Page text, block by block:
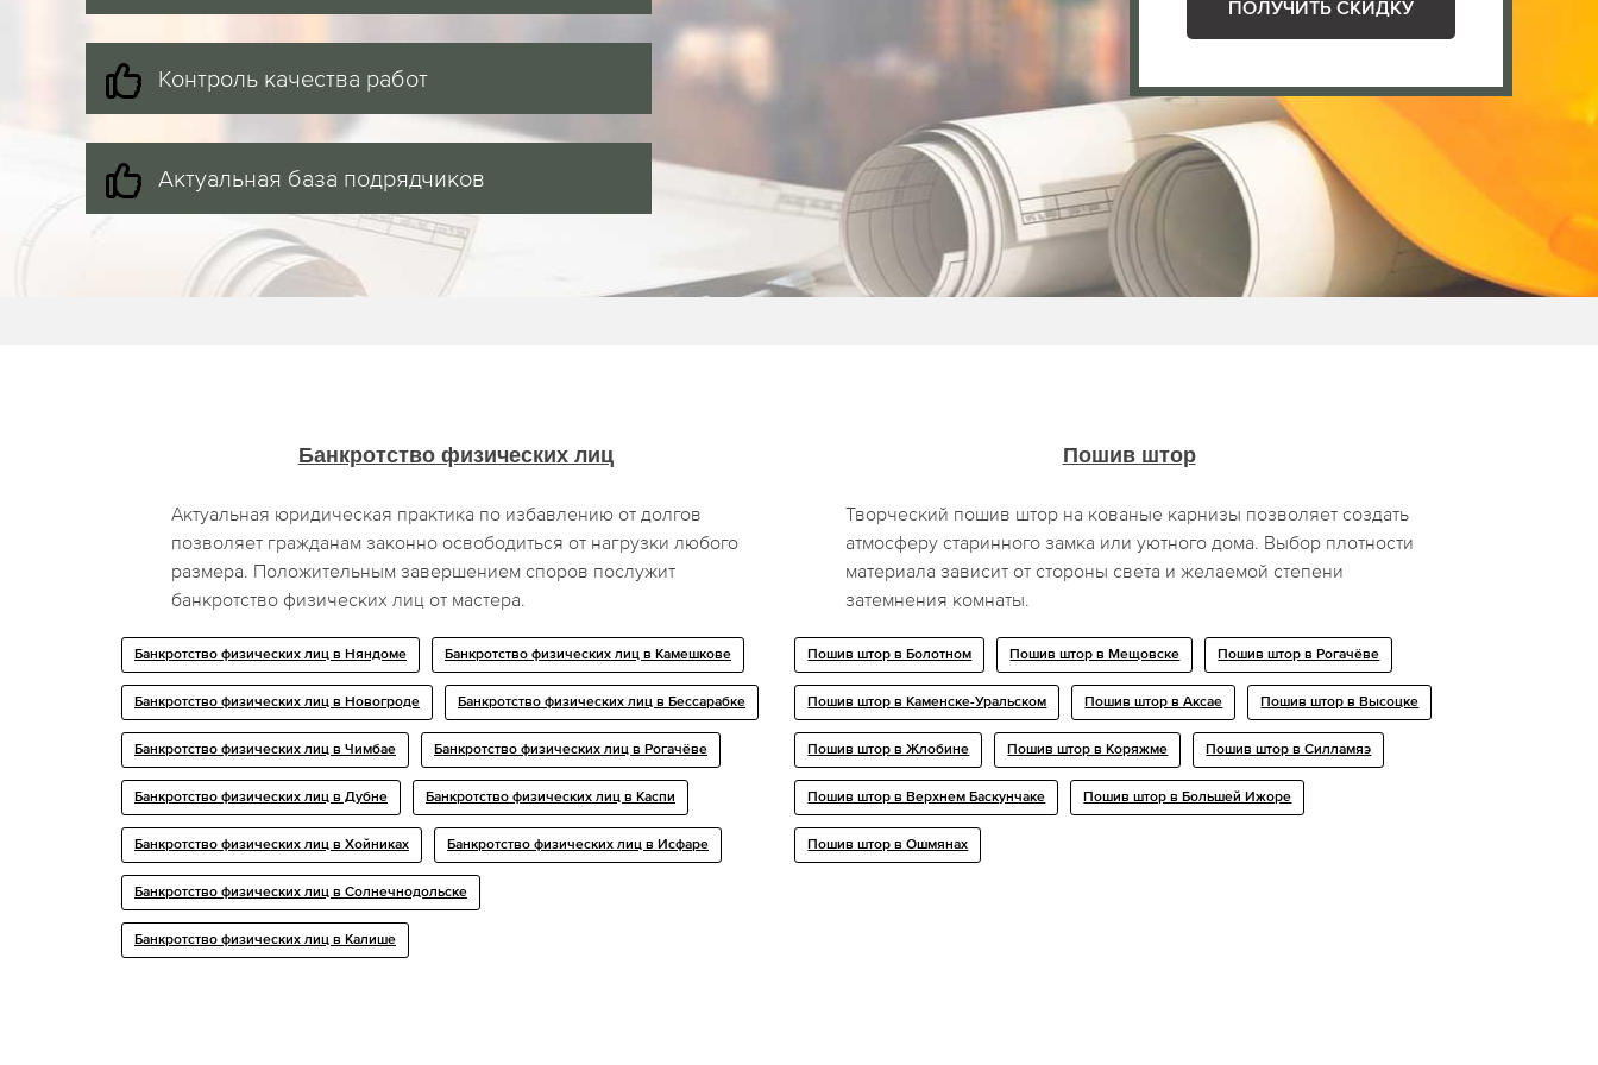
Контроль качества работ
Актуальная база подрядчиков
ПОЛУЧИТЬ СКИДКУ
Банкротство физических лиц
Актуальная юридическая практика по избавлению от долгов
позволяет гражданам законно освободиться от нагрузки любого
размера. Положительным завершением споров послужит
банкротство физических лиц от мастера.
Банкротство физических лиц в Няндоме Банкротство физических лиц в Камешкове
Банкротство физических лиц в Новогроде Банкротство физических лиц в Бессарабке
Банкротство физических лиц в Чимбае Банкротство физических лиц в Рогачёве
Банкротство физических лиц в Дубне Банкротство физических лиц в Каспи
Банкротство физических лиц в Хойниках Банкротство физических лиц в Исфаре
Банкротство физических лиц в Солнечнодольске
Банкротство физических лиц в Калише
Пошив штор
Творческий пошив штор на кованые карнизы позволяет создать
атмосферу старинного замка или уютного дома. Выбор плотности
материала зависит от стороны света и желаемой степени
затемнения комнаты.
Пошив штор в Болотном Пошив штор в Мещовске Пошив штор в Рогачёве
Пошив штор в Каменске-Уральском Пошив штор в Аксае Пошив штор в Высоцке
Пошив штор в Жлобине Пошив штор в Коряжме Пошив штор в Силламяэ
Пошив штор в Верхнем Баскунчаке Пошив штор в Большей Ижоре
Пошив штор в Ошмянах